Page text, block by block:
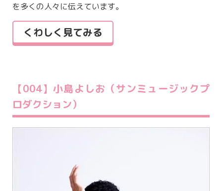
を多くの人々に伝えています。
くわしく見てみる
【004】小島よしお（サンミュージックプ
ロダクション）